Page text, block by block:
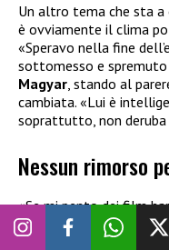
Un altro tema che sta a
è ovviamente il clima
«Speravo nella fine
sottomesso e spremuto
Magyar , stando al
cambiata. «Lui è
soprattutto, non deruba
Nessun rimorso
«Se mi pento dei film
passato. Tutto.
grande orgoglio e senza